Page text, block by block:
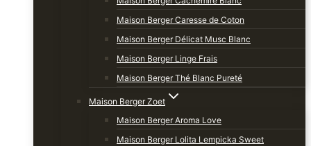
Maison Berger Caresse de Coton
Maison Berger Délicat Musc Blanc
Maison Berger Linge Frais
Maison Berger Thé Blanc Pureté
Maison Berger Zoet
Maison Berger Aroma Love
Maison Berger Lolita Lempicka Sweet